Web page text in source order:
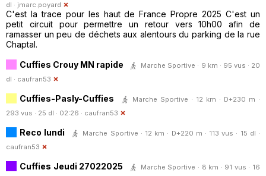
dl · jmarc.poyard
C'est la trace pour les haut de France Propre 2025 C'est un
petit circuit pour permettre un retour vers 10h00 afin de
ramasser un peu de déchets aux alentours du parking de la rue
Chaptal.
Cuffies Crouy MN rapide
Marche Sportive · 9 km · 95 vus · 20
dl · caufran53
Cuffies-Pasly-Cuffies
Marche Sportive · 12 km · D+230 m ·
293 vus · 25 dl · 02:26 · caufran53
Reco lundi
Marche Sportive · 12 km · D+220 m · 113 vus · 15 dl ·
caufran53
Cuffies Jeudi 27022025
Marche Sportive · 8 km · 91 vus · 16